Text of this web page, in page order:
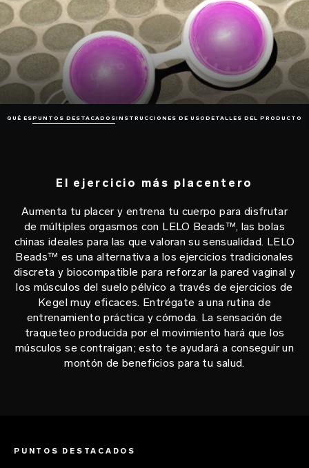
QUÉ ESPUNTOS DESTACADOSINSTRUCCIONES DE USO DETALLES DEL PRODUCTO
El ejercicio más placentero
Aumenta tu placer y entrena tu cuerpo para disfrutar
de múltiples orgasmos con LELO Beads™, las bolas
chinas ideales para las que valoran su sensualidad. LELO
Beads™ es una alternativa a los ejercicios tradicionales
discreta y biocompatible para reforzar la pared vaginal y
los músculos del suelo pélvico a través de ejercicios de
Kegel muy eficaces. Entrégate a una rutina de
entrenamiento práctica y cómoda. La sensación de
traqueteo producida por el movimiento hará que los
músculos se contraigan; esto te ayudará a conseguir un
montón de beneficios para tu salud.
PUNTOS DESTACADOS